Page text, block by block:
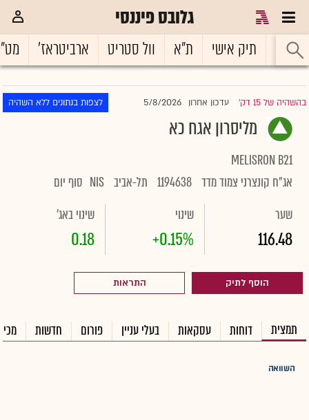
גלובס פיננסי
ראשי תיק אישי ת"א וול סטריט ארביטראז'
בהשהיה של 15 דק' |עדכון אחרון 5/8/2026 לצפות בנתונים ללא השהיה
מליסרון אגח כא
MELISRON B21
אג"ח קונצרני צמוד מדד 1194638 תל-אביב NIS סוף יום
שער
116.48
שינוי
+0.15%
שינוי באג'
0.18
הוסף לתיק התראות
תמצית דוחות עסקאות בעלי עניין פורום חדשות
השוואה